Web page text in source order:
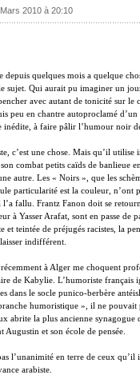
2010 à 20:10
depuis quelques mois a quelque
sujet. Qui aurait pu imaginer un
avec autant de tonicité sur le
peu en chantre autoproclamé
à faire pâlir l’humour noir
c’est une chose. Mais qu’il utilise
combat petits caïds de banlieue
autre. Les « Noirs », que les
particularité est la couleur, n’ont
fallu. Frantz Fanon doit se
à Yasser Arafat, sont en passe de
teintée de préjugés racistes, la
indifférent.
à Alger me choquent
de Kabylie. L’humoriste français
dans le socle punico-berbère
humoristique », il ne pouvait
abrite la plus ancienne synagogue
et son école de pensée.
l’unanimité en terre de ceux
arabiste.